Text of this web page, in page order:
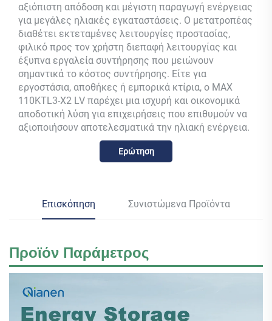
αξιόπιστη απόδοση και μέγιστη παραγωγή ενέργειας
για μεγάλες ηλιακές εγκαταστάσεις. Ο μετατροπέας
διαθέτει εκτεταμένες λειτουργίες προστασίας,
φιλικό προς τον χρήστη διεπαφή λειτουργίας και
έξυπνα εργαλεία συντήρησης που μειώνουν
σημαντικά το κόστος συντήρησης. Είτε για
εργοστάσια, αποθήκες ή εμπορικά κτίρια, ο MAX
110KTL3-X2 LV παρέχει μια ισχυρή και οικονομικά
αποδοτική λύση για επιχειρήσεις που επιθυμούν να
αξιοποιήσουν αποτελεσματικά την ηλιακή ενέργεια.
Ερώτηση
Επισκόπηση Συνιστώμενα Προϊόντα
Προϊόν Παράμετρος